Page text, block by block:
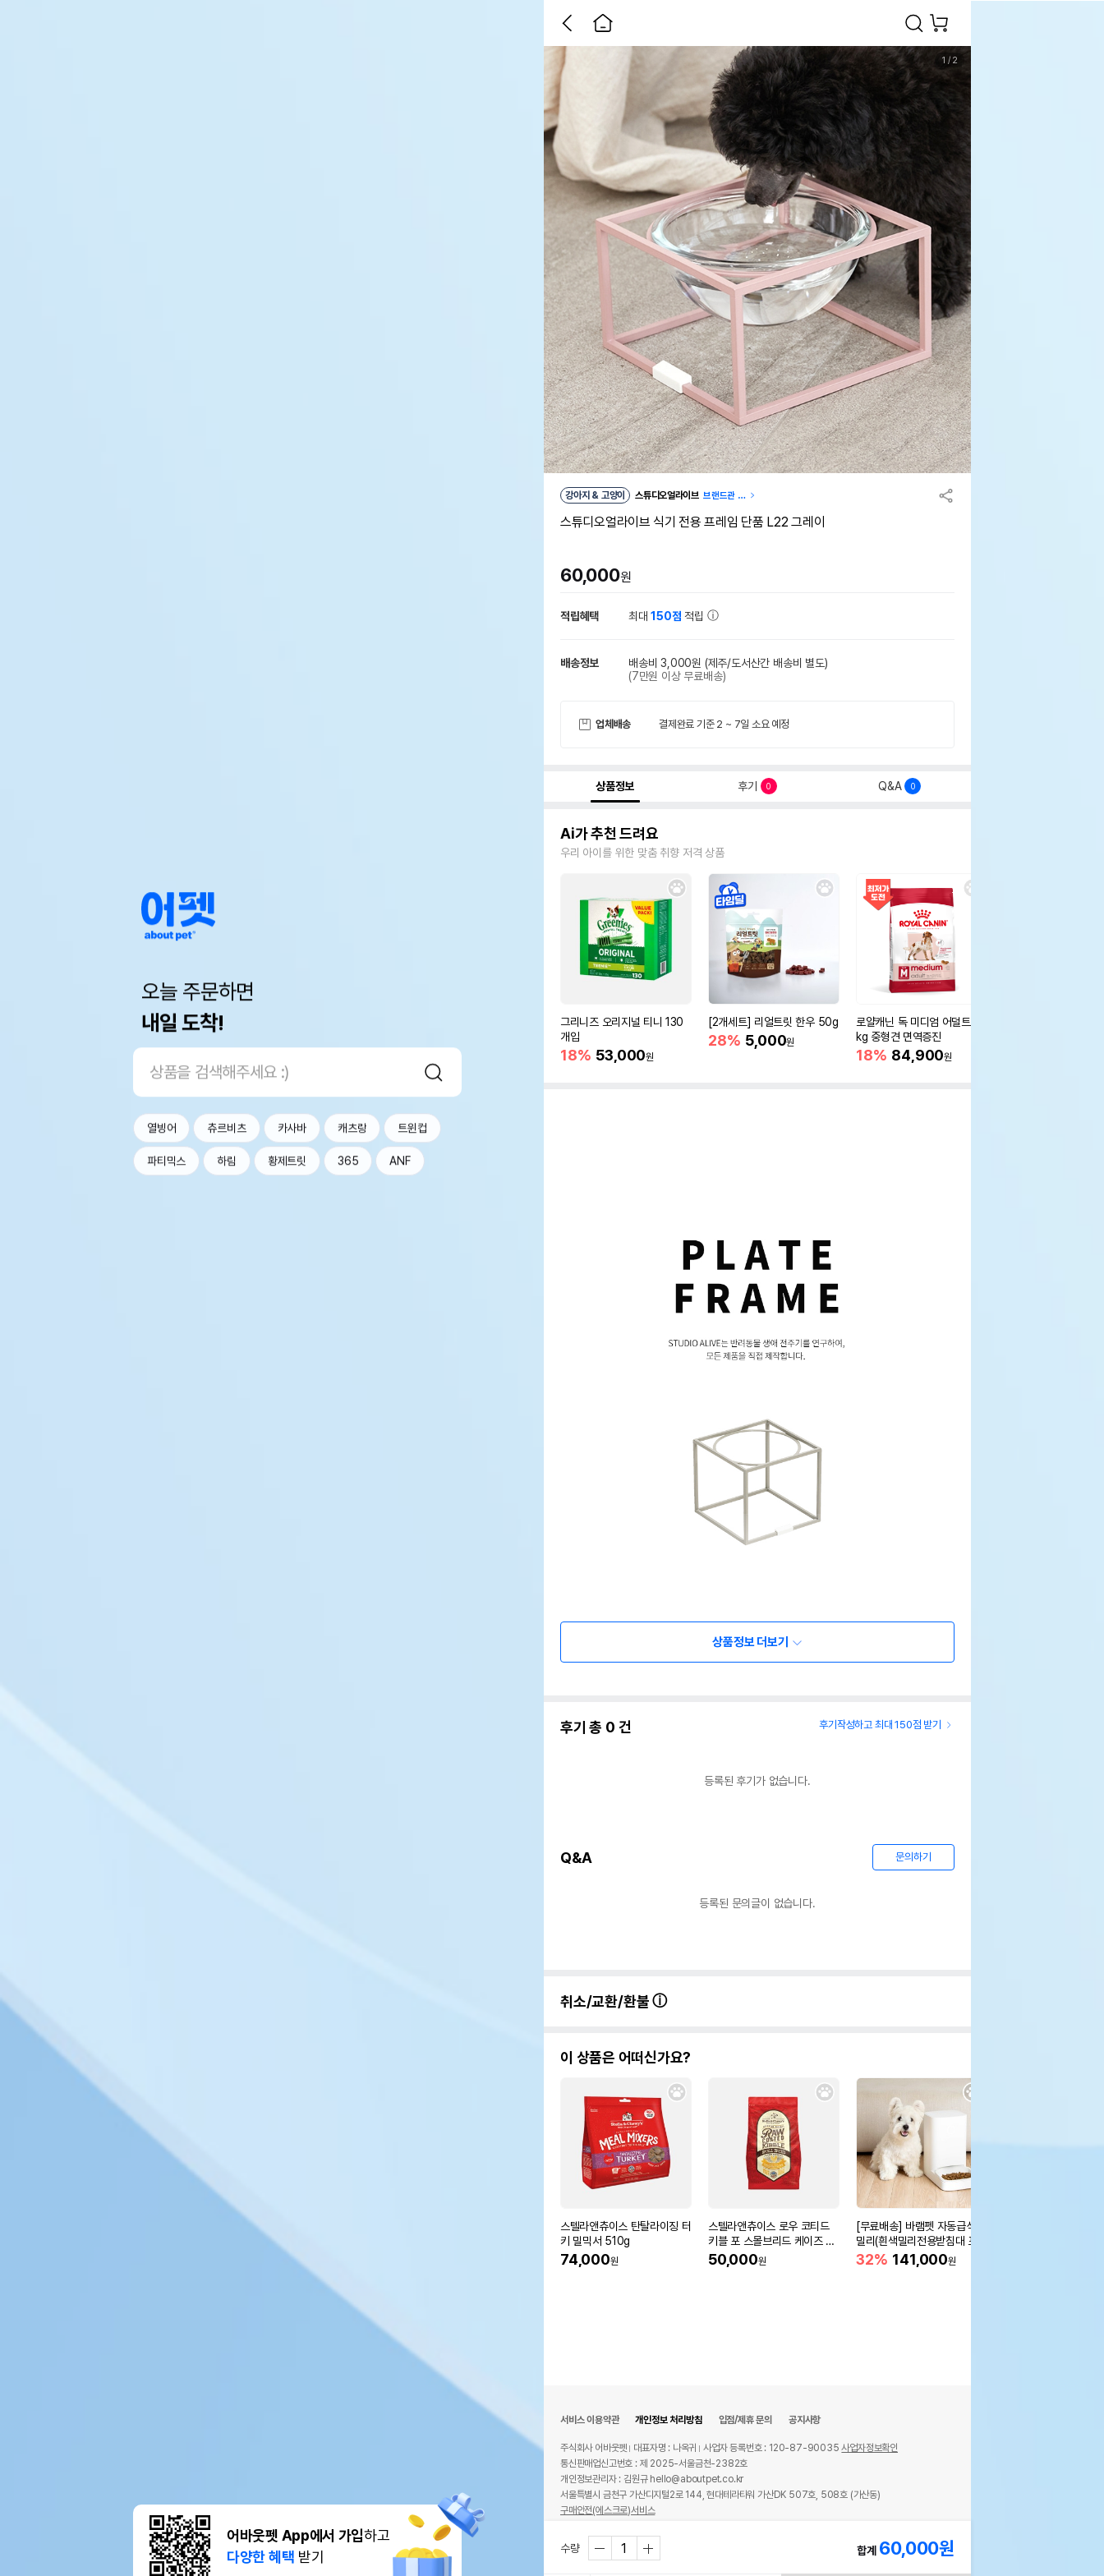
오늘 주문하면
내일 도착!
열빙어 츄르비츠 카사바 캐츠랑 트윈컵
파티믹스 하림 황제트릿 365 ANF
어바웃펫 App에서 가입하고
다양한 혜택 받기
1 / 2
강아지 & 고양이 스튜디오얼라이브 브랜드관 이
스튜디오얼라이브 식기 전용 프레임 단품 L22 그레이
60,000원
적립혜택 최대150점 적립
배송정보 배송비 3,000원 (제주/도서산간 배송비 별도)
(7만원 이상 무료배송)
업체배송 결제완료 기준 2 ~ 7일 소요 예정
상품정보 후기 0 Q&A 0
Ai가 추천 드려요
우리 아이를 위한 맞춤 취향 저격 상품
그리니즈 오리지널 티니 130
개입
18% 53,000원
[2개세트] 리얼트릿 한우 50g
28% 5,000원
로얄캐닌 독 미디엄 어덜트 10
kg 중형견 면역증진
18% 84,900원
상품정보 더보기
후기 총 0 건 후기작성하고 최대 150점 받기
등록된 후기가 없습니다.
Q&A 문의하기
등록된 문의글이 없습니다.
취소/교환/환불
이 상품은 어떠신가요?
스텔라앤츄이스 탄탈라이징 터
키 밀믹서 510g
74,000원
스텔라앤츄이스 로우 코티드
키블 포 스몰브리드 케이즈 프
리 치킨 1.6kg
50,000원
[무료배송] 바램펫 자동급식기
밀리(흰색밀리전용받침대 포
함)
32% 141,000원
수량 합계 60,000원
서비스 이용약관 개인정보 처리방침 입점/제휴 문의 공지사항
주식회사 어바웃펫 대표자명 : 나옥귀 사업자 등록번호 : 120-87-90035사업자정보확인
통신판매업신고번호 : 제 2025-서울금천-2382호
개인정보관리자 : 김원규 hello@aboutpet.co.kr
서울특별시 금천구 가산디지털2로 144, 현대테라타워 가산DK 507호, 508호 (가산동)
구매안전(에스크로)서비스